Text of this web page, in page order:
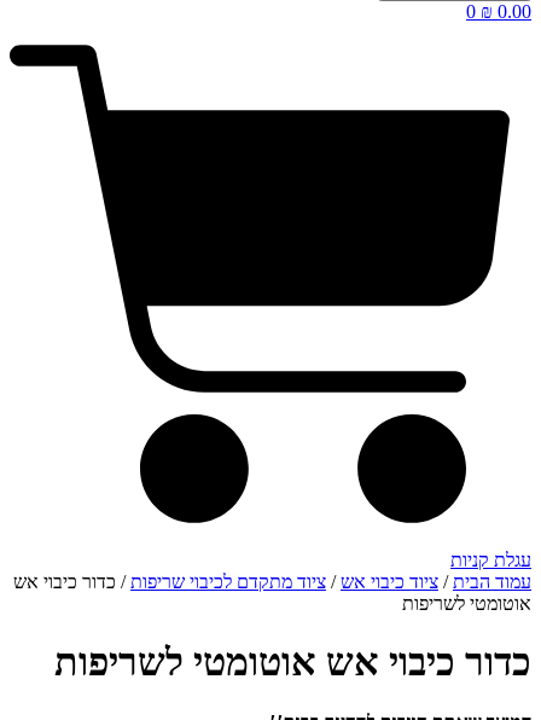
₪ 0.00
0
עגלת קניות
עמוד הבית/ ציוד כיבוי אש/ ציוד מתקדם לכיבוי שריפות/ כדור כיבוי אש
אוטומטי לשריפות
כדור כיבוי אש אוטומטי לשריפות